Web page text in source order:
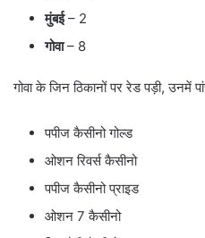
मुंबई– 2
गोवा– 8
गोवा के जिन ठिकानों पर रेड पड़ी, उनमें
पपीज कैसीनो गोल्ड
ओशन रिवर्स कैसीनो
पपीज कैसीनो प्राइड
ओशन 7 कैसीनो